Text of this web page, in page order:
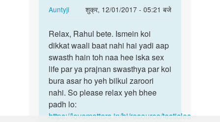
Auntyji
शुक्र, 12/01/2017 - 05:21 बजे
In
to
Mere
ek
hi
andkosh
hai
to…
by
Relax,
Rahul
bete.
Relax, Rahul bete. Ismein koi
dikkat waali baat nahi hai yadi aap
swasth hain toh naa hee iska sex
life par ya prajnan swasthya par koi
bura asar ho yeh bilkul zaroori
nahi. So please relax yeh bhee
padh lo:
https://lovematters.in/hi/resource/testicles-